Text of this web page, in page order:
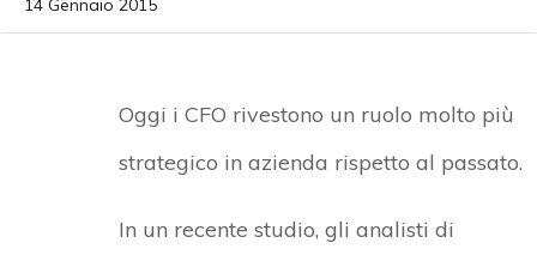
14 Gennaio 2015
Oggi i CFO rivestono un ruolo molto più
strategico in azienda rispetto al passato.
In un recente studio, gli analisti di